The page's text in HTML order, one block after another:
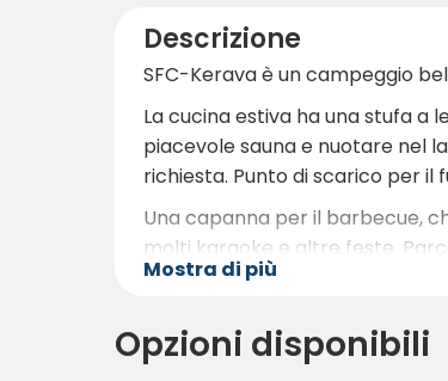
Descrizione
SFC-Kerava è un campeggio
La cucina estiva ha una stufa a
piacevole sauna e nuotare nel
richiesta. Punto di scarico per il
Una capanna per il barbecue,
molti karaoke e altre feste.
informazioni, vedere la pagina
forniture come repellenti per
Mostra di più
Opzioni disponibili